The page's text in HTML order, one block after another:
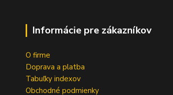
Informácie pre zákazníkov
O firme
Doprava a platba
Tabuľky indexov
Obchodné podmienky